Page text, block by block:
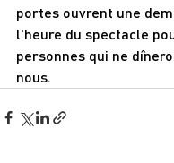
portes ouvrent une
l'heure du spectacle
personnes qui ne
nous.